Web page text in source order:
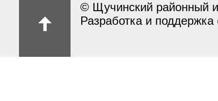
© Щучинский районный
Разработка и поддержка